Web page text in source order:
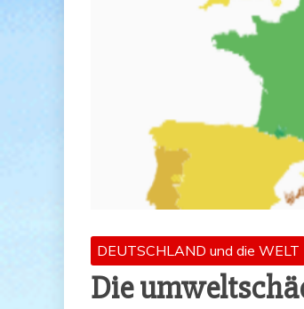
DEUTSCHLAND und die WELT
Die